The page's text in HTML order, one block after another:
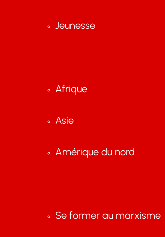
Jeunesse
Afrique
Asie
Amérique du nord
Se former au marxisme